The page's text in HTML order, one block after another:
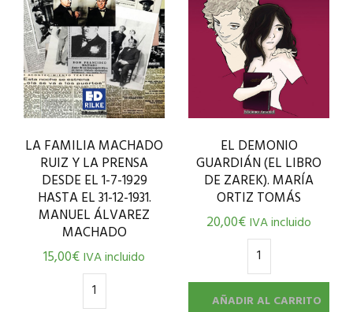
LA FAMILIA MACHADO
RUIZ Y LA PRENSA
DESDE EL 1-7-1929
HASTA EL 31-12-1931.
MANUEL ÁLVAREZ
MACHADO
15,00€IVA incluido
EL DEMONIO
GUARDIÁN (EL LIBRO
DE ZAREK). MARÍA
ORTIZ TOMÁS
20,00€IVA incluido
AÑADIR AL CARRITO